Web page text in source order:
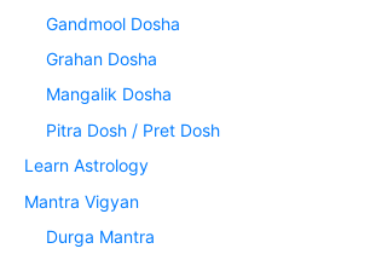
Gandmool Dosha
Grahan Dosha
Mangalik Dosha
Pitra Dosh / Pret Dosh
Learn Astrology
Mantra Vigyan
Durga Mantra